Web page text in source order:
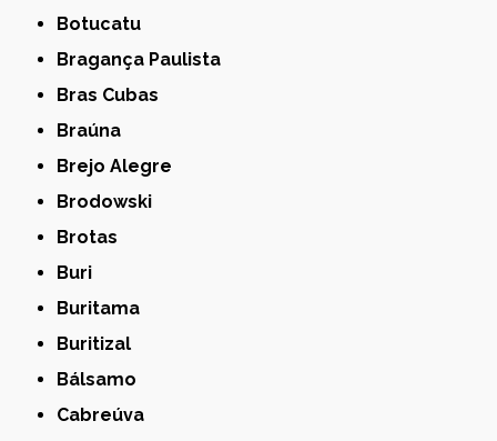
Botucatu
Bragança Paulista
Bras Cubas
Braúna
Brejo Alegre
Brodowski
Brotas
Buri
Buritama
Buritizal
Bálsamo
Cabreúva